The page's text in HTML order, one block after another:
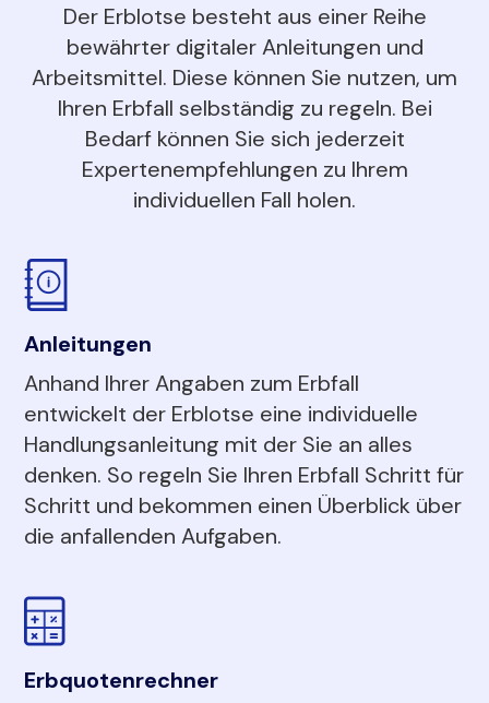
Der Erblotse besteht aus einer Reihe
bewährter digitaler Anleitungen und
Arbeitsmittel. Diese können Sie nutzen, um
Ihren Erbfall selbständig zu regeln. Bei
Bedarf können Sie sich jederzeit
Expertenempfehlungen zu Ihrem
individuellen Fall holen.
Anleitungen
Anhand Ihrer Angaben zum Erbfall
entwickelt der Erblotse eine individuelle
Handlungsanleitung mit der Sie an alles
denken. So regeln Sie Ihren Erbfall Schritt für
Schritt und bekommen einen Überblick über
die anfallenden Aufgaben.
Erbquotenrechner